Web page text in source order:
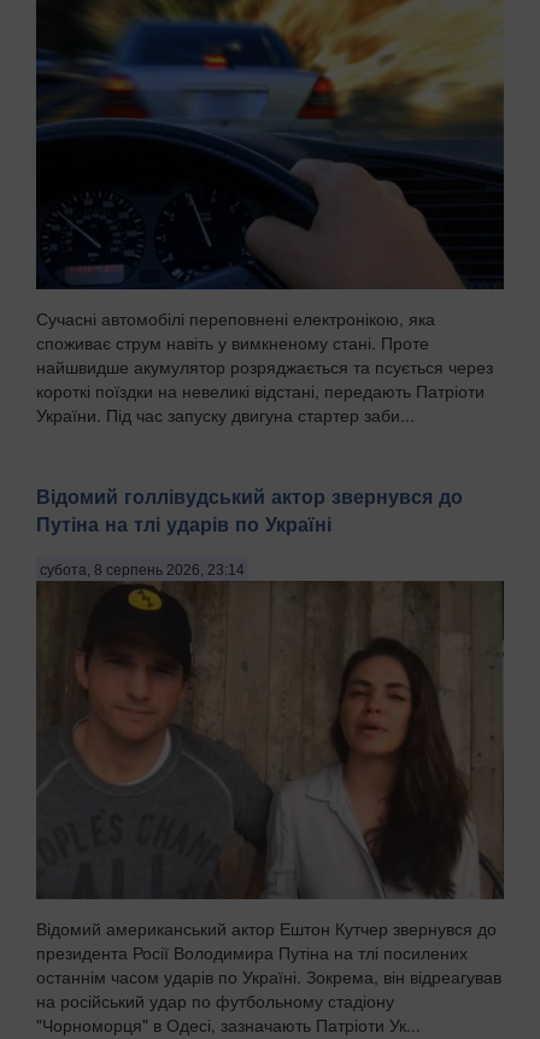
Сучасні автомобілі переповнені електронікою, яка
споживає струм навіть у вимкненому стані. Проте
найшвидше акумулятор розряджається та псується через
короткі поїздки на невеликі відстані, передають Патріоти
України. Під час запуску двигуна стартер заби...
Відомий голлівудський актор звернувся до
Путіна на тлі ударів по Україні
субота, 8 серпень 2026, 23:14
Відомий американський актор Ештон Кутчер звернувся до
президента Росії Володимира Путіна на тлі посилених
останнім часом ударів по Україні. Зокрема, він відреагував
на російський удар по футбольному стадіону
"Чорноморця" в Одесі, зазначають Патріоти Ук...